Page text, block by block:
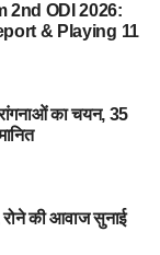
2nd ODI 2026:
& Playing 11
का चयन, 35
की आवाज सुनाई